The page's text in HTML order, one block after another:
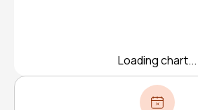
Loading chart...